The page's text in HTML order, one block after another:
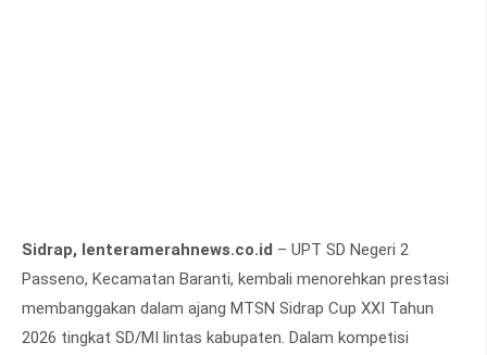
Sidrap, lenteramerahnews.co.id – UPT SD Negeri 2
Passeno, Kecamatan Baranti, kembali menorehkan prestasi
membanggakan dalam ajang MTSN Sidrap Cup XXI Tahun
2026 tingkat SD/MI lintas kabupaten. Dalam kompetisi